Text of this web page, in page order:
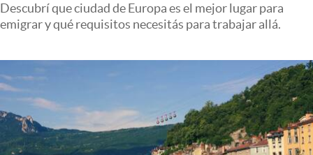
Apertura
Infotechnology
Clase
Clima
Mundial 2026
Eventos Corporativos
Descubrí que ciudad de Europa es el mejor lugar para
emigrar y qué requisitos necesitás para trabajar allá.